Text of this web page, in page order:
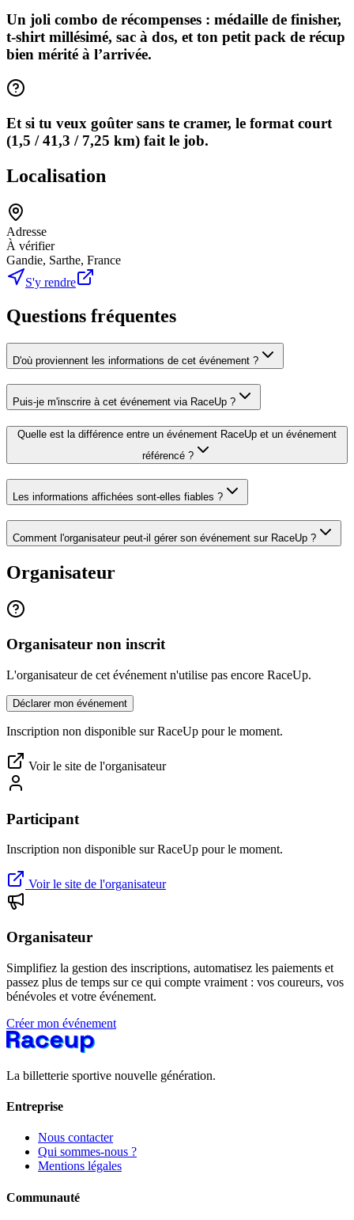
Un joli combo de récompenses : médaille de finisher,
t-shirt millésimé, sac à dos, et ton petit pack de récup
bien mérité à l’arrivée.
Et si tu veux goûter sans te cramer, le format court
(1,5 / 41,3 / 7,25 km) fait le job.
Localisation
Adresse
À vérifier
Gandie, Sarthe, France
S'y rendre
Questions fréquentes
D'où proviennent les informations de cet événement ?
Puis-je m'inscrire à cet événement via RaceUp ?
Quelle est la différence entre un événement RaceUp et un événement
référencé ?
Les informations affichées sont-elles fiables ?
Comment l'organisateur peut-il gérer son événement sur RaceUp ?
Organisateur
Organisateur non inscrit
L'organisateur de cet événement n'utilise pas encore RaceUp.
Déclarer mon événement
Inscription non disponible sur RaceUp pour le moment.
Voir le site de l'organisateur
Participant
Inscription non disponible sur RaceUp pour le moment.
Voir le site de l'organisateur
Organisateur
Simplifiez la gestion des inscriptions, automatisez les paiements et
passez plus de temps sur ce qui compte vraiment : vos coureurs, vos
bénévoles et votre événement.
Créer mon événement
La billetterie sportive nouvelle génération.
Entreprise
Nous contacter
Qui sommes-nous ?
Mentions légales
Communauté